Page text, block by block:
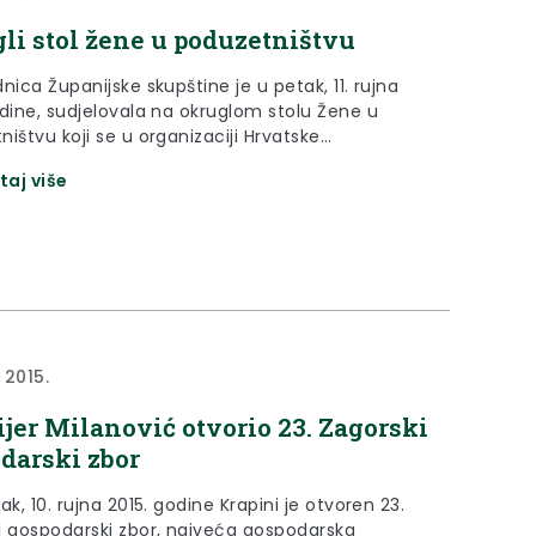
Robert Greblički.
stol žene u poduzetništvu
Županijske skupštine je u petak, 11. rujna
sudjelovala na okruglom stolu Žene u
koji se u organizaciji Hrvatske
dvorani za sastanke.
više
Milanović otvorio 23. Zagorski
zbor
10. rujna 2015. godine Krapini je otvoren 23.
gospodarski zbor, najveća gospodarska